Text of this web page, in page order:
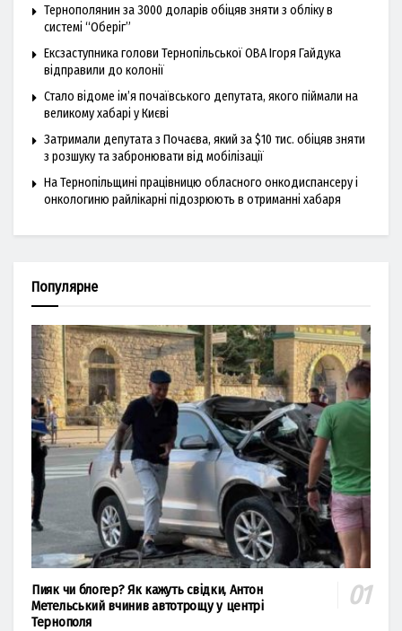
Тернополянин за 3000 доларів обіцяв зняти з обліку в
системі “Оберіг”
Ексзаступника голови Тернопільської ОВА Ігоря Гайдука
відправили до колонії
Стало відоме ім’я почаївського депутата, якого піймали на
великому хабарі у Києві
Затримали депутата з Почаєва, який за $10 тис. обіцяв зняти
з розшуку та забронювати від мобілізації
На Тернопільщині працівницю обласного онкодиспансеру і
онкологиню райлікарні підозрюють в отриманні хабаря
Популярне
Пияк чи блогер? Як кажуть свідки, Антон
Метельський вчинив автотрощу у центрі
Тернополя